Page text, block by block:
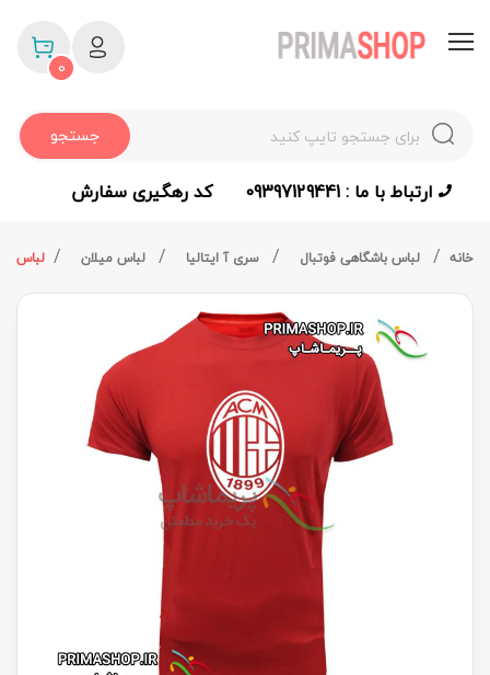
جستجو
0
ارتباط با ما : 09397129441 کد رهگیری سفارش
خانه لباس باشگاهی فوتبال سری آ ایتالیا لباس میلان لباس